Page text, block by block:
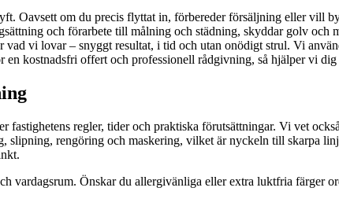
Oavsett om du precis flyttat in, förbereder försäljning eller vill
och förarbete till målning och städning, skyddar golv och
vi lovar – snyggt resultat, i tid och utan onödigt strul. Vi
kostnadsfri offert och professionell rådgivning, så hjälper vi
regler, tider och praktiska förutsättningar. Vi vet
rengöring och maskering, vilket är nyckeln till skarpa
Önskar du allergivänliga eller extra luktfria färger